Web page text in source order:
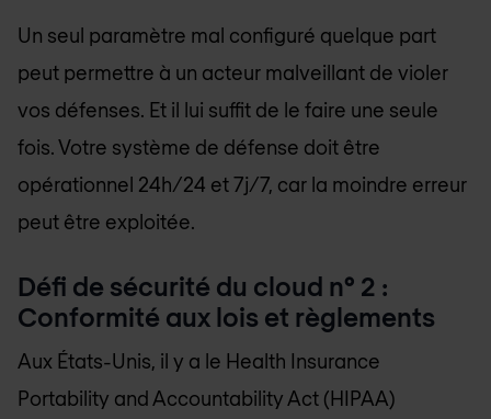
Un seul paramètre mal configuré quelque part
peut permettre à un acteur malveillant de violer
vos défenses. Et il lui suffit de le faire une seule
fois. Votre système de défense doit être
opérationnel 24h/24 et 7j/7, car la moindre erreur
peut être exploitée.
Défi de sécurité du cloud n° 2 :
Conformité aux lois et règlements
Aux États-Unis, il y a le Health Insurance
Portability and Accountability Act (HIPAA)